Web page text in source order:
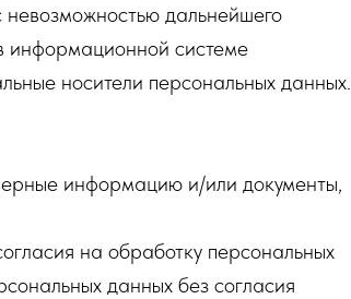
дальнейшего
информационной системе
носители персональных данных.
информацию и/или документы,
на обработку персональных
данных без согласия